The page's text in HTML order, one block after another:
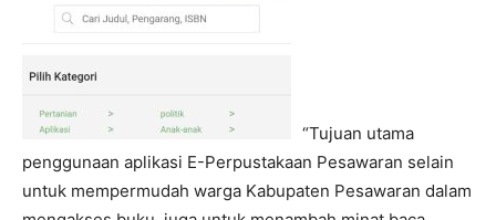
“Tujuan utama
penggunaan aplikasi E-Perpustakaan Pesawaran selain
untuk mempermudah warga Kabupaten Pesawaran dalam